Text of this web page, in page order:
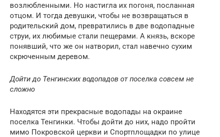
возлюбленными. Но настигла их погоня, посланная
отцом. И тогда девушки, чтобы не возвращаться в
родительский дом, превратились в две водопадные
струи, их любимые стали пещерами. А князь, вскоре
понявший, что же он натворил, стал навечно сухим
скрюченным деревом.
Дойти до Тенгинских водопадов от поселка совсем не
сложно
Находятся эти прекрасные водопады на окраине
поселка Тенгинки. Чтобы дойти до них, надо пройти
мимо Покровской церкви и Спортплощадки по улице